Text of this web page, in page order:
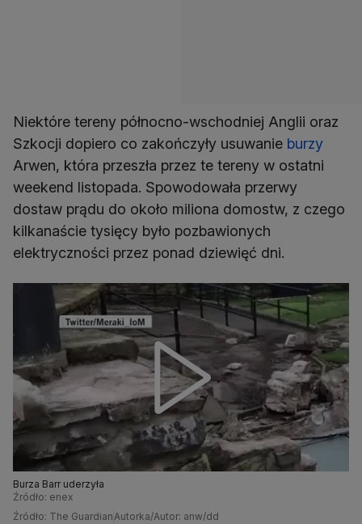
Niektóre tereny północno-wschodniej Anglii oraz
Szkocji dopiero co zakończyły usuwanie burzy
Arwen, która przeszła przez te tereny w ostatni
weekend listopada. Spowodowała przerwy
dostaw prądu do około miliona domostw, z czego
kilkanaście tysięcy było pozbawionych
elektryczności przez ponad dziewięć dni.
Burza Barr uderzyła
Źródło: enex
Źródło: The GuardianAutorka/Autor: anw/dd